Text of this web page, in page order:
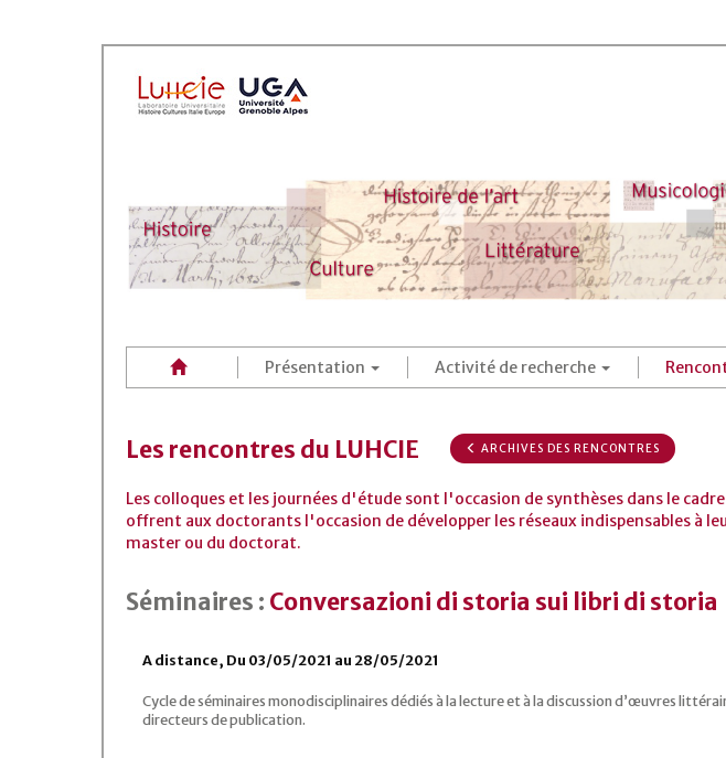
Présentation Activité de recherche
Les rencontres du LUHCIE ARCHIVES DES RENCONTRES
Les colloques et les journées d'étude sont l'occasion de synthèses dans le
offrent aux doctorants l'occasion de développer les réseaux indispensables à
master ou du doctorat.
Séminaires : Conversazioni di storia sui libri di storia
A distance, Du 03/05/2021 au 28/05/2021
Cycle de séminaires monodisciplinaires dédiés à la lecture et à la discussion d’œuvres
directeurs de publication.